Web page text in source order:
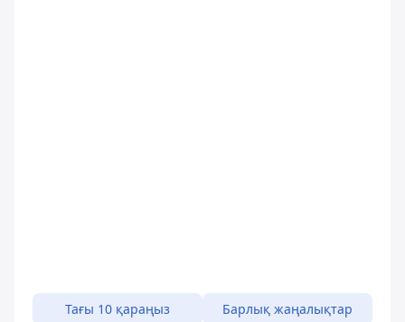
Тағы 10 қараңыз Барлық жаңалықтар